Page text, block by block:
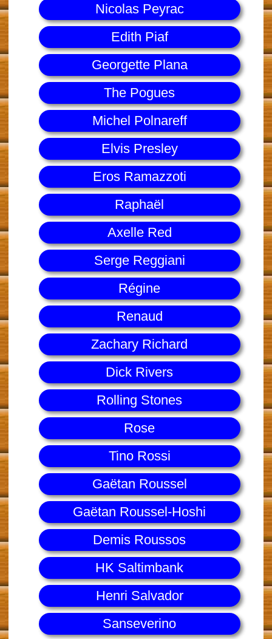
Nicolas Peyrac
Edith Piaf
Georgette Plana
The Pogues
Michel Polnareff
Elvis Presley
Eros Ramazzoti
Raphaël
Axelle Red
Serge Reggiani
Régine
Renaud
Zachary Richard
Dick Rivers
Rolling Stones
Rose
Tino Rossi
Gaëtan Roussel
Gaëtan Roussel-Hoshi
Demis Roussos
HK Saltimbank
Henri Salvador
Sanseverino